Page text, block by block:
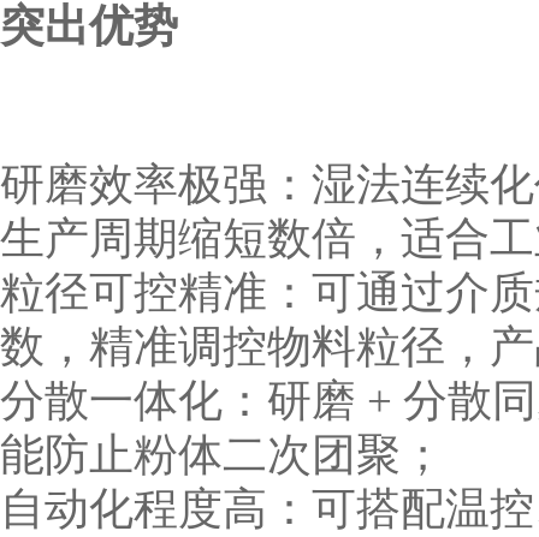
突出优势
研磨效率极强：湿法连续
生产周期缩短数倍，适合
粒径可控精准：可通过介
数，精准调控物料粒径，
分散一体化：研磨 + 分散
能防止粉体二次团聚；
自动化程度高：可搭配温